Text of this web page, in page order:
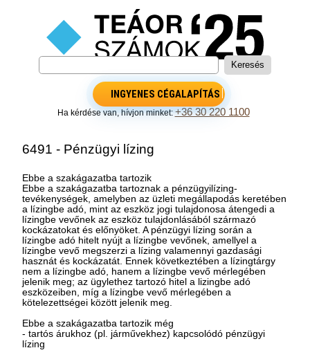
INGYENES CÉGALAPÍTÁS
Ha kérdése van, hívjon minket:+36 30 220 1100
6491 - Pénzügyi lízing
Ebbe a szakágazatba tartozik
Ebbe a szakágazatba tartoznak a pénzügyilízing-
tevékenységek, amelyben az üzleti megállapodás keretében
a lízingbe adó, mint az eszköz jogi tulajdonosa átengedi a
lízingbe vevőnek az eszköz tulajdonlásából származó
kockázatokat és előnyöket. A pénzügyi lízing során a
lízingbe adó hitelt nyújt a lízingbe vevőnek, amellyel a
lízingbe vevő megszerzi a lízing valamennyi gazdasági
hasznát és kockázatát. Ennek következtében a lízingtárgy
nem a lízingbe adó, hanem a lízingbe vevő mérlegében
jelenik meg; az ügylethez tartozó hitel a lizingbe adó
eszközeiben, míg a lízingbe vevő mérlegében a
kötelezettségei között jelenik meg.
Ebbe a szakágazatba tartozik még
- tartós árukhoz (pl. járművekhez) kapcsolódó pénzügyi
lízing